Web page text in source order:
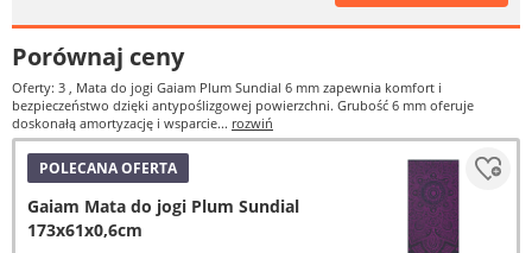
Porównaj ceny
Oferty: 3 , Mata do jogi Gaiam Plum Sundial 6 mm zapewnia komfort i
bezpieczeństwo dzięki antypoślizgowej powierzchni. Grubość 6 mm oferuje
doskonałą amortyzację i wsparcie... rozwiń
POLECANA OFERTA
Gaiam Mata do jogi Plum Sundial
173x61x0,6cm